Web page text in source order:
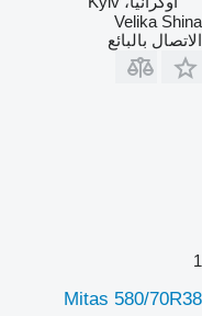
Velika Shina
الاتصال بالبائع
1
Mitas 580/70R38